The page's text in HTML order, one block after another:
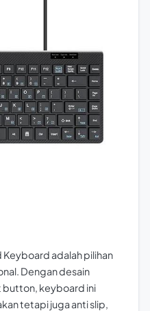
Keyboard adalah pilihan
Dengan desain
button, keyboard ini
tetapi juga anti slip,